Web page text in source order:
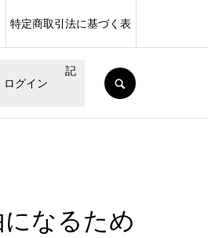
ログイン
特定商取引法に基づく表
記
なるため